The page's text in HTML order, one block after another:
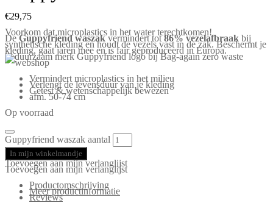
€29,75
Voorkom dat microplastics in het water terechtkomen!
DeGuppyfriend waszakvermindert tot86% vezelafbraak bij
synthetische kleding en houdt de vezels vast in de zak. Beschermt je
kleding, gaat jaren mee en is fair geproduceerd in Europa.
Vermindert microplastics in het milieu
Verlengt de levensduur van je kleding
Getest & wetenschappelijk bewezen
afm. 50-74 cm
Op voorraad
Guppyfriend waszak aantal
In mijn winkelmandje
Toevoegen aan mijn verlanglijst
Toevoegen aan mijn verlanglijst
Productomschrijving
Meer productinformatie
Reviews